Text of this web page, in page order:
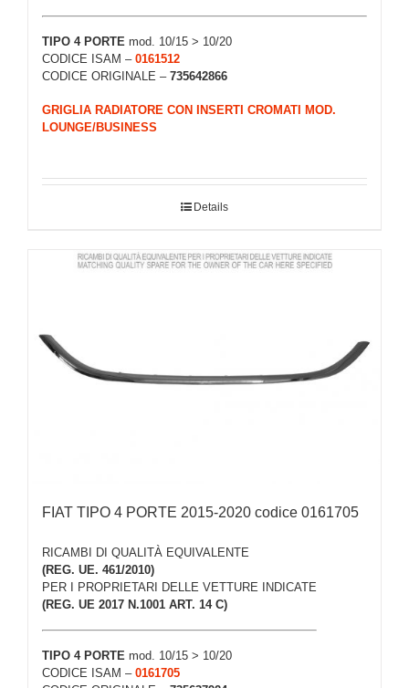
TIPO 4 PORTE mod. 10/15 > 10/20
CODICE ISAM – 0161512
CODICE ORIGINALE – 735642866
GRIGLIA RADIATORE CON INSERTI CROMATI MOD.
LOUNGE/BUSINESS
Details
FIAT TIPO 4 PORTE 2015-2020 codice 0161705
RICAMBI DI QUALITÀ EQUIVALENTE
(REG. UE. 461/2010)
PER I PROPRIETARI DELLE VETTURE INDICATE
(REG. UE 2017 N.1001 ART. 14 C)
TIPO 4 PORTE mod. 10/15 > 10/20
CODICE ISAM – 0161705